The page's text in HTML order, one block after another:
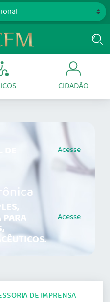
CIDADÃO
Acesse
PARA Acesse
DE IMPRENSA